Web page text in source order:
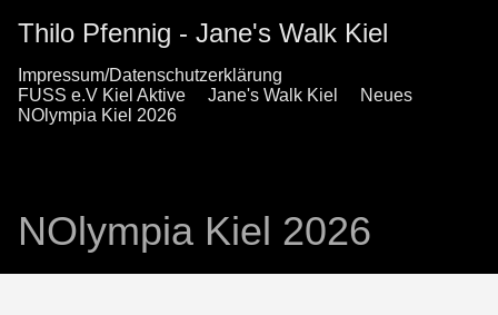
Thilo Pfennig - Jane's Walk Kiel
Impressum/Datenschutzerklärung
FUSS e.V Kiel Aktive
Jane's Walk Kiel
Neues
NOlympia Kiel 2026
NOlympia Kiel 2026